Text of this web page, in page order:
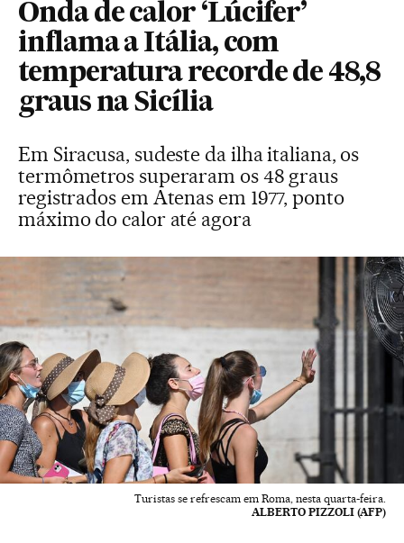
Onda de calor ‘Lúcifer’
inflama a Itália, com
temperatura recorde de 48,8
graus na Sicília
Em Siracusa, sudeste da ilha italiana, os
termômetros superaram os 48 graus
registrados em Atenas em 1977, ponto
máximo do calor até agora
Turistas se refrescam em Roma, nesta quarta-feira.
ALBERTO PIZZOLI (AFP)